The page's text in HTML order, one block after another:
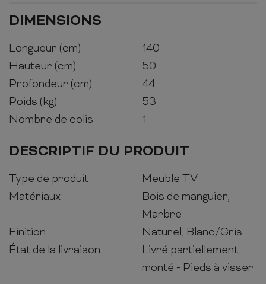
DIMENSIONS
Longueur (cm)
140
Hauteur (cm)
50
Profondeur (cm)
44
Poids (kg)
53
Nombre de colis
1
DESCRIPTIF DU PRODUIT
Type de produit
Meuble TV
Matériaux
Bois de manguier,
Marbre
Finition
Naturel, Blanc/Gris
État de la livraison
Livré partiellement
monté - Pieds à visser